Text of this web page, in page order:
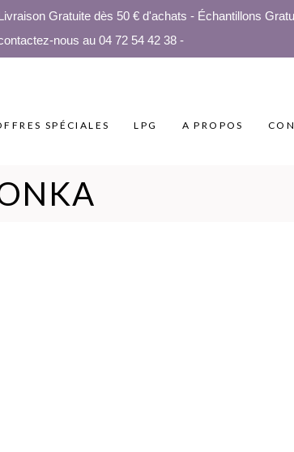
Gratuite dès 50 € d'achats - Échantillons
nous au 04 72 54 42 38 -
SPÉCIALES LPG A PROPOS